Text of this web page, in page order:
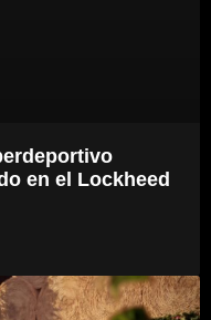
en el Lockheed